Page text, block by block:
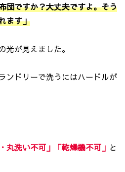
団ですか？大丈夫ですよ。そう
ます」
光が見えました。
ンドリーで洗うにはハードルが
丸洗い不可」「乾燥機不可」 と